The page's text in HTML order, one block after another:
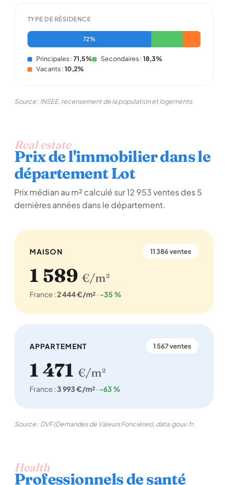
TYPE DE RÉSIDENCE
72%
Principales :71,5% Secondaires :18,3%
Vacants :10,2%
Source : INSEE, recensement de la population et logements.
Real estate
Prix de l'immobilier dans le
département Lot
Prix médian au m² calculé sur 12 953 ventes des 5
dernières années dans le département.
MAISON 11 386 ventes
1 589 €/m²
France :2 444 €/m²· -35 %
APPARTEMENT 1 567 ventes
1 471 €/m²
France :3 993 €/m²· -63 %
Source : DVF (Demandes de Valeurs Foncières), data.gouv.fr.
Health
Professionnels de santé